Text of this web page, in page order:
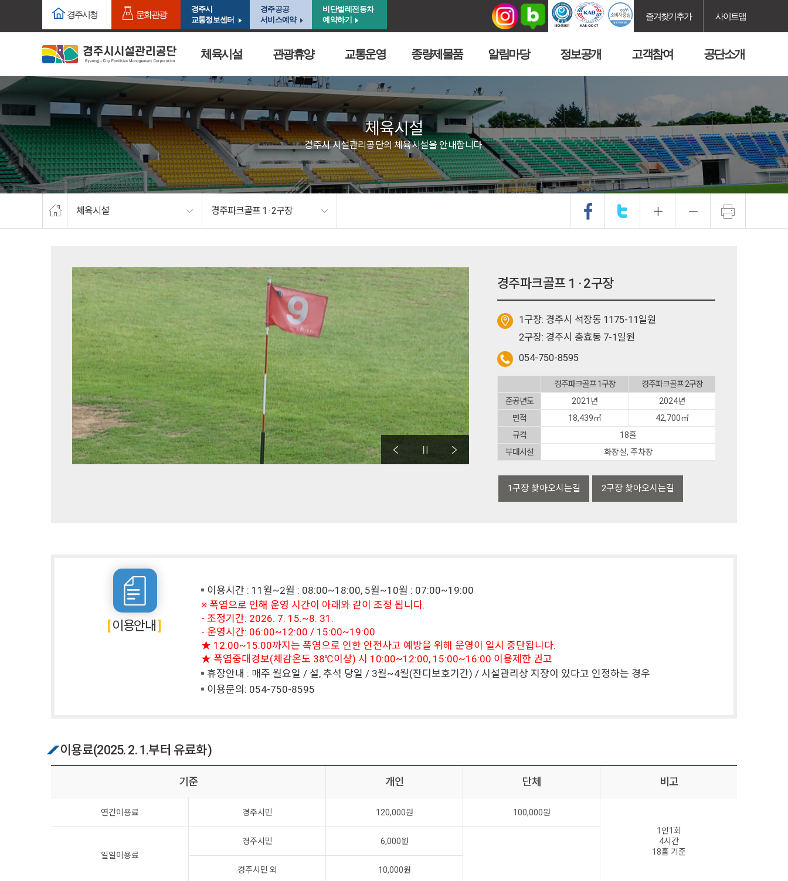
주요메뉴로 건너뛰기
경주시청 문화관광
경주시
교통정보센터
경주공공
서비스예약
비단벌레전동차
예약하기
즐겨찾기추가 사이트맵
체육시설 관광휴양 교통운영 종량제물품 알림마당 정보공개 고객참여 공단소개
체육시설
경주시 시설관리공단의 체육시설을 안내합니다.
체육시설 경주파크골프 1 · 2구장
경주파크골프 1 · 2구장
1구장: 경주시 석장동 1175-11일원
2구장: 경주시 충효동 7-1일원
054-750-8595
1구장 찾아오시는길 2구장 찾아오시는길
경주파크골프 1구장
경주파크골프 2구장
준공년도
2021년
2024년
면적
18,439㎡
42,700㎡
규격
18홀
부대시설
화장실, 주차장
이용안내
이용시간 : 11월~2월 : 08:00~18:00, 5월~10월 : 07:00~19:00
※ 폭염으로 인해 운영 시간이 아래와 같이 조정 됩니다.
- 조정기간: 2026. 7. 15.~8. 31.
- 운영시간: 06:00~12:00 / 15:00~19:00
★ 12:00~15:00까지는 폭염으로 인한 안전사고 예방을 위해 운영이 일시 중단됩니다.
★ 폭염중대경보(체감온도 38℃이상) 시 10:00~12:00, 15:00~16:00 이용제한 권고
휴장안내 : 매주 월요일 / 설, 추석 당일 / 3월~4월(잔디보호기간) / 시설관리상 지장이 있다고 인정하는 경우
이용문의: 054-750-8595
이용료(2025. 2. 1.부터 유료화)
기준 개인 단체 비고
연간이용료 경주시민 120,000원
100,000원
1인1회
4시간
18홀 기준
일일이용료
경주시민 6,000원
경주시민 외 10,000원